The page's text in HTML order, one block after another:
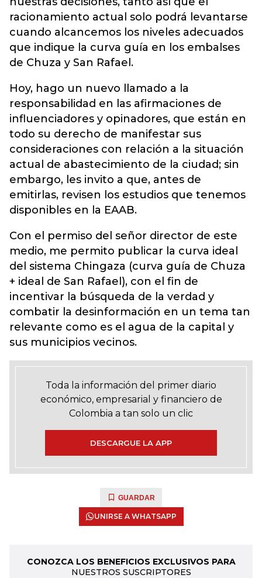
racionamiento actual solo podrá levantarse
cuando alcancemos los niveles adecuados
que indique la curva guía en los embalses
de Chuza y San Rafael.
Hoy, hago un nuevo llamado a la
responsabilidad en las afirmaciones de
influenciadores y opinadores, que están en
todo su derecho de manifestar sus
consideraciones con relación a la situación
actual de abastecimiento de la ciudad; sin
embargo, les invito a que, antes de
emitirlas, revisen los estudios que tenemos
disponibles en la EAAB.
Con el permiso del señor director de este
medio, me permito publicar la curva ideal
del sistema Chingaza (curva guía de Chuza
+ ideal de San Rafael), con el fin de
incentivar la búsqueda de la verdad y
combatir la desinformación en un tema tan
relevante como es el agua de la capital y
sus municipios vecinos.
Toda la información del primer diario
económico, empresarial y financiero de
Colombia a tan solo un clic
DESCARGUE LA APP
GUARDAR
UNIRSE A WHATSAPP
CONOZCA LOS BENEFICIOS EXCLUSIVOS PARA
NUESTROS SUSCRIPTORES